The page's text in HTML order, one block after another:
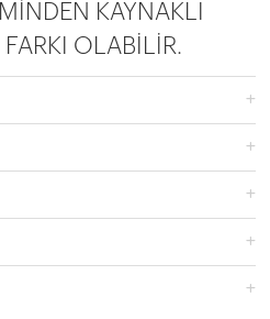
OLABİLİR.